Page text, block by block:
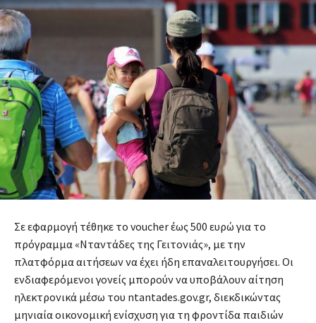
Σε εφαρμογή τέθηκε το voucher έως 500 ευρώ για το
πρόγραμμα «Νταντάδες της Γειτονιάς», με την
πλατφόρμα αιτήσεων να έχει ήδη επαναλειτουργήσει. Οι
ενδιαφερόμενοι γονείς μπορούν να υποβάλουν αίτηση
ηλεκτρονικά μέσω του ntantades.gov.gr, διεκδικώντας
μηνιαία οικονομική ενίσχυση για τη φροντίδα παιδιών